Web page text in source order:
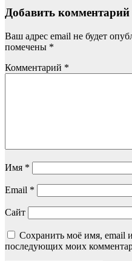
Добавить комментарий
Ваш адрес email не будет
помечены *
Комментарий *
Имя *
Email *
Сайт
Сохранить моё имя, email
последующих моих